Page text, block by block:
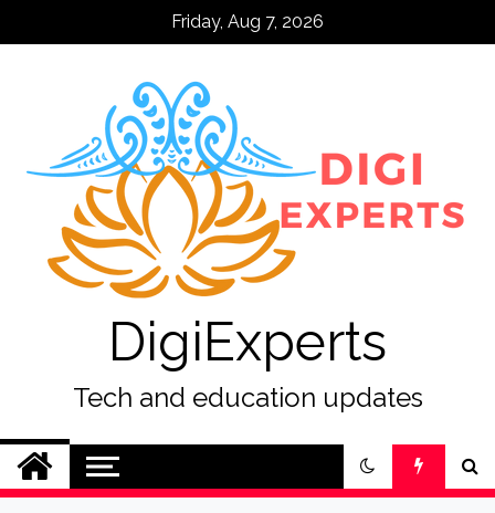
Friday, Aug 7, 2026
DigiExperts
Tech and education updates